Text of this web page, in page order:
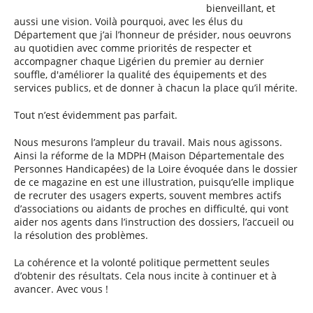
bienveillant, et
aussi une vision. Voilà pourquoi, avec les élus du
Département que j’ai l’honneur de présider, nous oeuvrons
au quotidien avec comme priorités de respecter et
accompagner chaque Ligérien du premier au dernier
souffle, d'améliorer la qualité des équipements et des
services publics, et de donner à chacun la place qu’il mérite.
Tout n’est évidemment pas parfait.
Nous mesurons l’ampleur du travail. Mais nous agissons.
Ainsi la réforme de la MDPH (Maison Départementale des
Personnes Handicapées) de la Loire évoquée dans le dossier
de ce magazine en est une illustration, puisqu’elle implique
de recruter des usagers experts, souvent membres actifs
d’associations ou aidants de proches en difficulté, qui vont
aider nos agents dans l’instruction des dossiers, l’accueil ou
la résolution des problèmes.
La cohérence et la volonté politique permettent seules
d’obtenir des résultats. Cela nous incite à continuer et à
avancer. Avec vous !